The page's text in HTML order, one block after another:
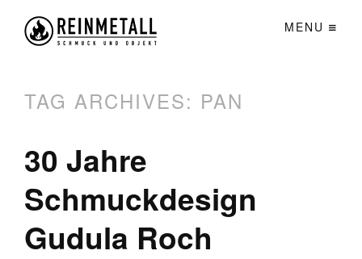
MENU
TAG ARCHIVES: PAN
30 Jahre
Schmuckdesign
Gudula Roch